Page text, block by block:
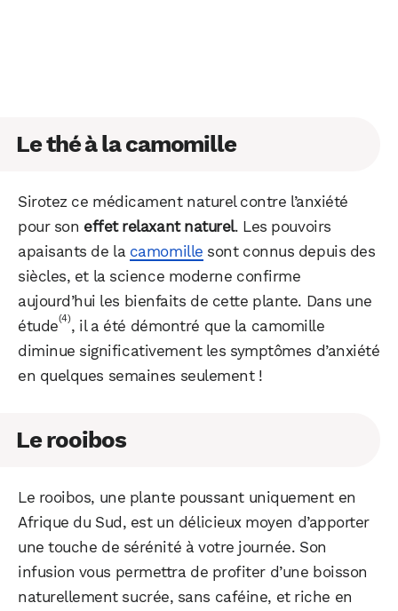
Le thé à la camomille
Sirotez ce médicament naturel contre l’anxiété
pour son effet relaxant naturel. Les pouvoirs
apaisants de la camomille sont connus depuis des
siècles, et la science moderne confirme
aujourd’hui les bienfaits de cette plante. Dans une
étude(4), il a été démontré que la camomille
diminue significativement les symptômes d’anxiété
en quelques semaines seulement !
Le rooibos
Le rooibos, une plante poussant uniquement en
Afrique du Sud, est un délicieux moyen d’apporter
une touche de sérénité à votre journée. Son
infusion vous permettra de profiter d’une boisson
naturellement sucrée, sans caféine, et riche en